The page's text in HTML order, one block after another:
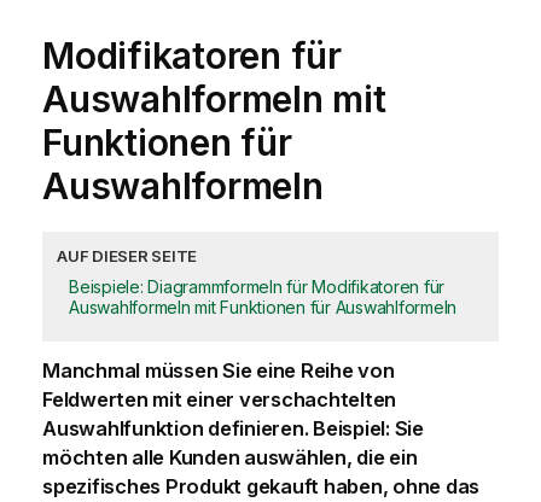
Modifikatoren für
Auswahlformeln mit
Funktionen für
Auswahlformeln
AUF DIESER SEITE
Beispiele: Diagrammformeln für Modifikatoren für
Auswahlformeln mit Funktionen für Auswahlformeln
Manchmal müssen Sie eine Reihe von
Feldwerten mit einer verschachtelten
Auswahlfunktion definieren. Beispiel: Sie
möchten alle Kunden auswählen, die ein
spezifisches Produkt gekauft haben, ohne das